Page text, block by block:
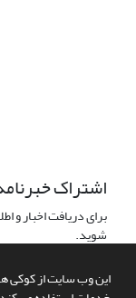
این وب سایت از کوکی ها
اشتراک
برای دریافت اخبار و
شوید.